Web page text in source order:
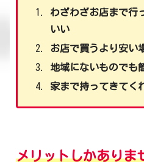
わざわざお店まで行
いい
お店で買うより安い
地域にないものでも
家まで持ってきてく
メリットしかありま